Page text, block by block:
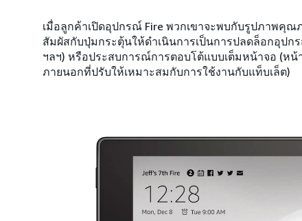
เมื่อลูกค้าเปิดอุปกรณ์ Fire พวกเขาจะพบกับรูปภาพคุ
สัมผัสกับปุ่มกระตุ้นให้ดำเนินการเป็นการปลดล็อกอุป
ฯลฯ) หรือประสบการณ์การตอบโต้แบบเต็มหน้าจอ (หน้
ภายนอกที่ปรับให้เหมาะสมกับการใช้งานกับแท็บเล็ต)